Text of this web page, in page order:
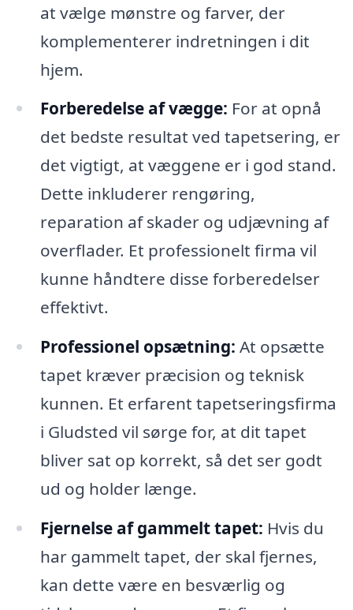
at vælge mønstre og farver, der
komplementerer indretningen i dit
hjem.
Forberedelse af vægge: For at opnå
det bedste resultat ved tapetsering, er
det vigtigt, at væggene er i god stand.
Dette inkluderer rengøring,
reparation af skader og udjævning af
overflader. Et professionelt firma vil
kunne håndtere disse forberedelser
effektivt.
Professionel opsætning: At opsætte
tapet kræver præcision og teknisk
kunnen. Et erfarent tapetseringsfirma
i Gludsted vil sørge for, at dit tapet
bliver sat op korrekt, så det ser godt
ud og holder længe.
Fjernelse af gammelt tapet: Hvis du
har gammelt tapet, der skal fjernes,
kan dette være en besværlig og